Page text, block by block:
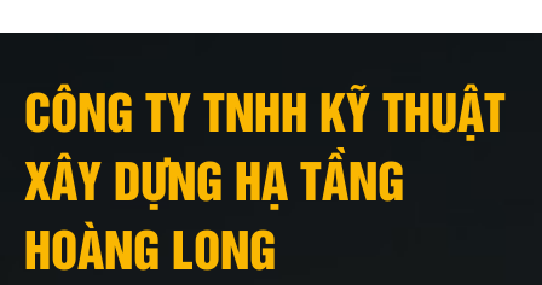
CÔNG TY TNHH KỸ THUẬT
XÂY DỰNG HẠ TẦNG
HOÀNG LONG